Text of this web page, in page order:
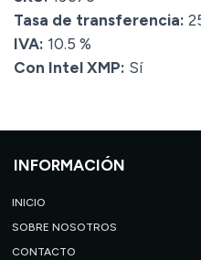
Tasa de transferencia:
IVA: 10.5 %
Con Intel XMP: Sí
INFORMACIÓN
INICIO
SOBRE NOSOTROS
CONTACTO